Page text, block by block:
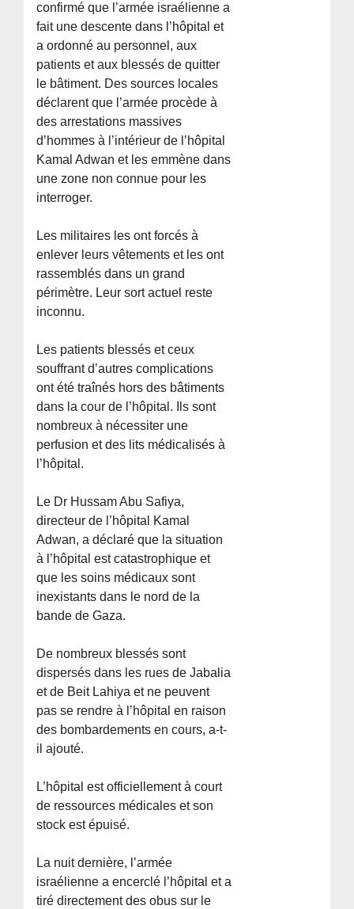
confirmé que l’armée israélienne a
fait une descente dans l’hôpital et
a ordonné au personnel, aux
patients et aux blessés de quitter
le bâtiment. Des sources locales
déclarent que l’armée procède à
des arrestations massives
d’hommes à l’intérieur de l’hôpital
Kamal Adwan et les emmène dans
une zone non connue pour les
interroger.
Les militaires les ont forcés à
enlever leurs vêtements et les ont
rassemblés dans un grand
périmètre. Leur sort actuel reste
inconnu.
Les patients blessés et ceux
souffrant d’autres complications
ont été traînés hors des bâtiments
dans la cour de l’hôpital. Ils sont
nombreux à nécessiter une
perfusion et des lits médicalisés à
l’hôpital.
Le Dr Hussam Abu Safiya,
directeur de l’hôpital Kamal
Adwan, a déclaré que la situation
à l’hôpital est catastrophique et
que les soins médicaux sont
inexistants dans le nord de la
bande de Gaza.
De nombreux blessés sont
dispersés dans les rues de Jabalia
et de Beit Lahiya et ne peuvent
pas se rendre à l’hôpital en raison
des bombardements en cours, a-t-
il ajouté.
L’hôpital est officiellement à court
de ressources médicales et son
stock est épuisé.
La nuit dernière, l’armée
israélienne a encerclé l’hôpital et a
tiré directement des obus sur le